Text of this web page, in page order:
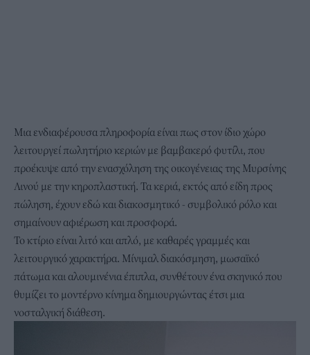
Μια ενδιαφέρουσα πληροφορία είναι πως στον ίδιο χώρο
λειτουργεί πωλητήριο κεριών με βαμβακερό φυτίλι, που
προέκυψε από την ενασχόληση της οικογένειας της Μυρσίνης
Λινού με την κηροπλαστική. Τα κεριά, εκτός από είδη προς
πώληση, έχουν εδώ και διακοσμητικό - συμβολικό ρόλο και
σημαίνουν αφιέρωση και προσφορά.
Το κτίριο είναι λιτό και απλό, με καθαρές γραμμές και
λειτουργικό χαρακτήρα. Μίνιμαλ διακόσμηση, μωσαϊκό
πάτωμα και αλουμινένια έπιπλα, συνθέτουν ένα σκηνικό που
θυμίζει το μοντέρνο κίνημα δημιουργώντας έτσι μια
νοσταλγική διάθεση.